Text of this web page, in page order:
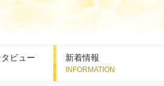
ビュー 新着情報